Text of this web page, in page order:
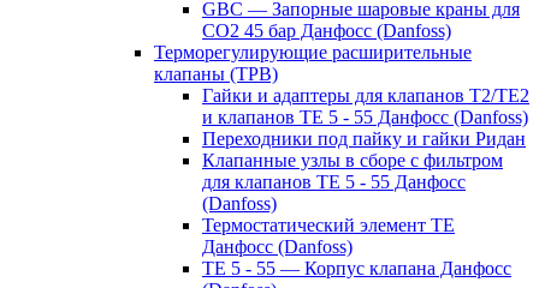
GBC — Запорные шаровые краны для
CO2 45 бар Данфосс (Danfoss)
Терморегулирующие расширительные
клапаны (ТРВ)
Гайки и адаптеры для клапанов T2/TE2
и клапанов TE 5 - 55 Данфосс (Danfoss)
Переходники под пайку и гайки Ридан
Клапанные узлы в сборе с фильтром
для клапанов TE 5 - 55 Данфосс
(Danfoss)
Термостатический элемент TE
Данфосс (Danfoss)
TE 5 - 55 — Корпус клапана Данфосс